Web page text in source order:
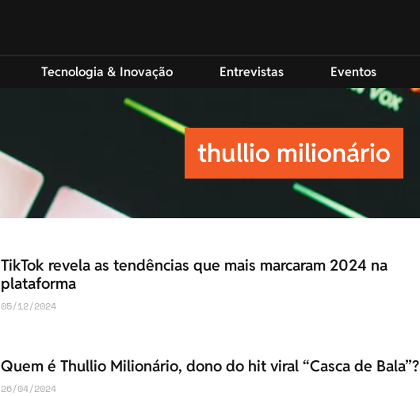
Tecnologia & Inovação Entrevistas Eventos
thullio milionário
TikTok revela as tendências que mais marcaram 2024 na
plataforma
05/12/2024
Quem é Thullio Milionário, dono do hit viral “Casca de Bala”?
26/04/2024